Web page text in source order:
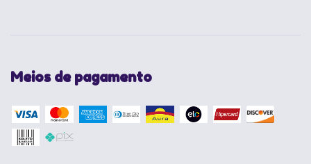
Meios de pagamento